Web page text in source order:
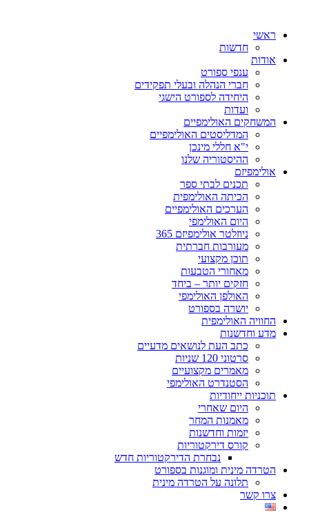
ראשי
חדשות
אודות
ענפי ספורט
חברי הנהלה ובעלי תפקידים
היחידה לספורט הישגי
ועדות
המשחקים האולימפיים
המדליסטים האולימפיים
י"א חללי מינכן
ההיסטוריה שלנו
אולימפיזם
תכנים לבתי ספר
הכיתה האולימפית
הערכים האולימפיים
היום האולימפי
ניוזלטר אולימפיזם 365
מעורבות חברתית
תוכן מקצועי
מאחורי הטבעות
חזקים יותר – ביחד
האולפן האולימפי
יושרה בספורט
החוויה האולימפית
מדע וחדשנות
כתב העת לנושאים מדעיים
סרטוני 120 שניות
מאמרים מקצועיים
הסטנדרט האולימפי
תוכניות ייחודיות
היום שאחרי
מאמנות המחר
יזמות וחדשנות
קורס דירקטוריות
נבחרת הדירקטוריות חדש
הטרדה מינית ומוגנות בספורט
תלונה על הטרדה מינית
צרו קשר